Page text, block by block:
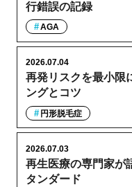
行錯誤の記録
AGA
再発リスクを最小限
ングとコツ
2026.07.04
円形脱毛症
再生医療の専門家が
タンダード
2026.07.03